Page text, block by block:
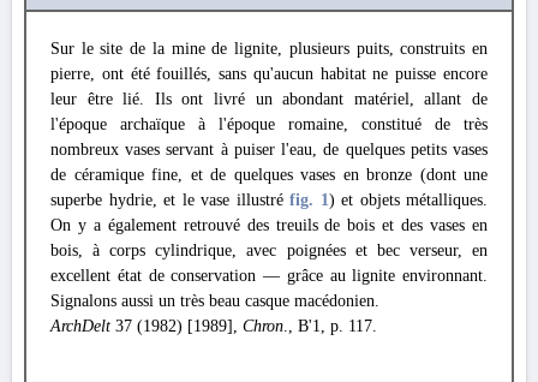
Sur le site de la mine de lignite, plusieurs puits, construits en
pierre, ont été fouillés, sans qu'aucun habitat ne puisse encore
leur être lié. Ils ont livré un abondant matériel, allant de
l'époque archaïque à l'époque romaine, constitué de très
nombreux vases servant à puiser l'eau, de quelques petits vases
de céramique fine, et de quelques vases en bronze (dont une
superbe hydrie, et le vase illustré fig. 1) et objets métalliques.
On y a également retrouvé des treuils de bois et des vases en
bois, à corps cylindrique, avec poignées et bec verseur, en
excellent état de conservation — grâce au lignite environnant.
Signalons aussi un très beau casque macédonien.
ArchDelt 37 (1982) [1989], Chron., Β'1, p. 117.